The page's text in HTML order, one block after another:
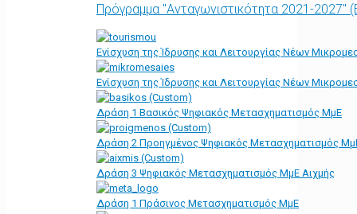
Πρόγραμμα "Ανταγωνιστικότητα 2021-
Ενίσχυση της Ίδρυσης και Λειτουργίας Νέων
Ενίσχυση της Ίδρυσης και Λειτουργίας Νέων
Δράση 1 Βασικός Ψηφιακός Μετασχηματισμός ΜμΕ
Δράση 2 Προηγμένος Ψηφιακός Μετασχηματισμός
Δράση 3 Ψηφιακός Μετασχηματισμός ΜμΕ Αιχμής
Δράση 1 Πράσινος Μετασχηματισμός ΜμΕ